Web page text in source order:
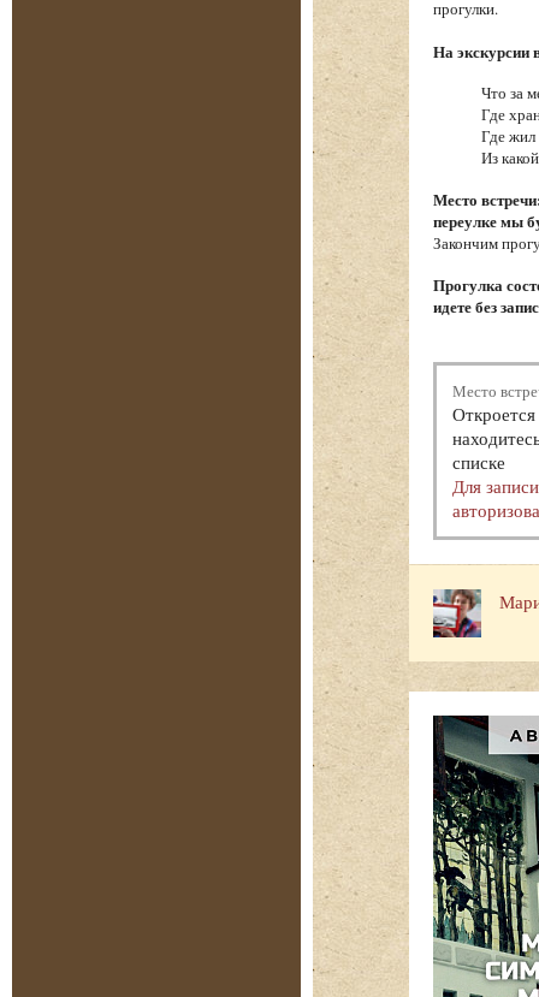
прогулки.
На экскурсии
Что за
Где
Где жил
Из
Место
переулке мы
Закончим
Прогулка
идете без
Место
списке
Для